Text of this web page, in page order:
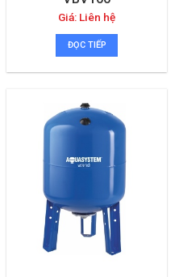
Giá: Liên hệ
ĐỌC TIẾP